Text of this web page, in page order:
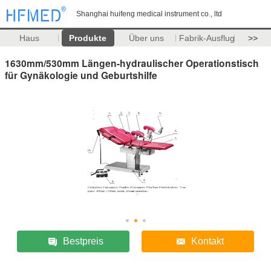
Shanghai huifeng medical instrument co., ltd
Haus Produkte Über uns Fabrik-Ausflug >>
1630mm/530mm Längen-hydraulischer Operationstisch
für Gynäkologie und Geburtshilfe
Bestpreis Kontakt